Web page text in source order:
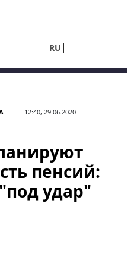
RU
12:40, 29.06.2020
пенсий:
удар"